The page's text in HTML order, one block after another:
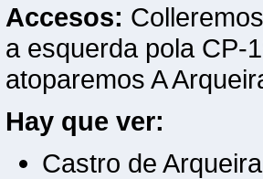
Accesos:
a esquerda pola CP-
atoparemos A
Hay que ver:
Castro de Arqueira